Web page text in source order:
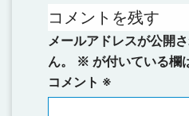
コメントを残す
メールアドレスが公開
ん。
※ が付いている欄
コメント ※